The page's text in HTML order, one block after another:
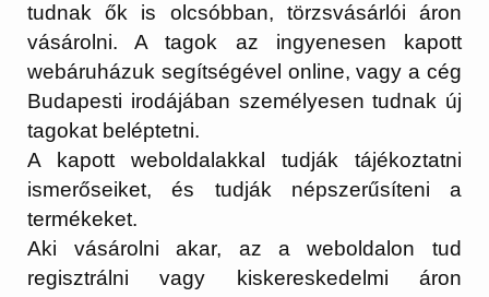
tudnak ők is olcsóbban, törzsvásárlói áron
vásárolni. A tagok az ingyenesen kapott
webáruházuk segítségével online, vagy a cég
Budapesti irodájában személyesen tudnak új
tagokat beléptetni.
A kapott weboldalakkal tudják tájékoztatni
ismerőseiket, és tudják népszerűsíteni a
termékeket.
Aki vásárolni akar, az a weboldalon tud
regisztrálni vagy kiskereskedelmi áron